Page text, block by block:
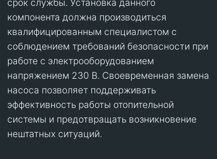
срок службы. Установка данного
компонента должна производиться
квалифицированным специалистом с
соблюдением требований безопасности при
работе с электрооборудованием
напряжением 230 В. Своевременная замена
насоса позволяет поддерживать
эффективность работы отопительной
системы и предотвращать возникновение
нештатных ситуаций.